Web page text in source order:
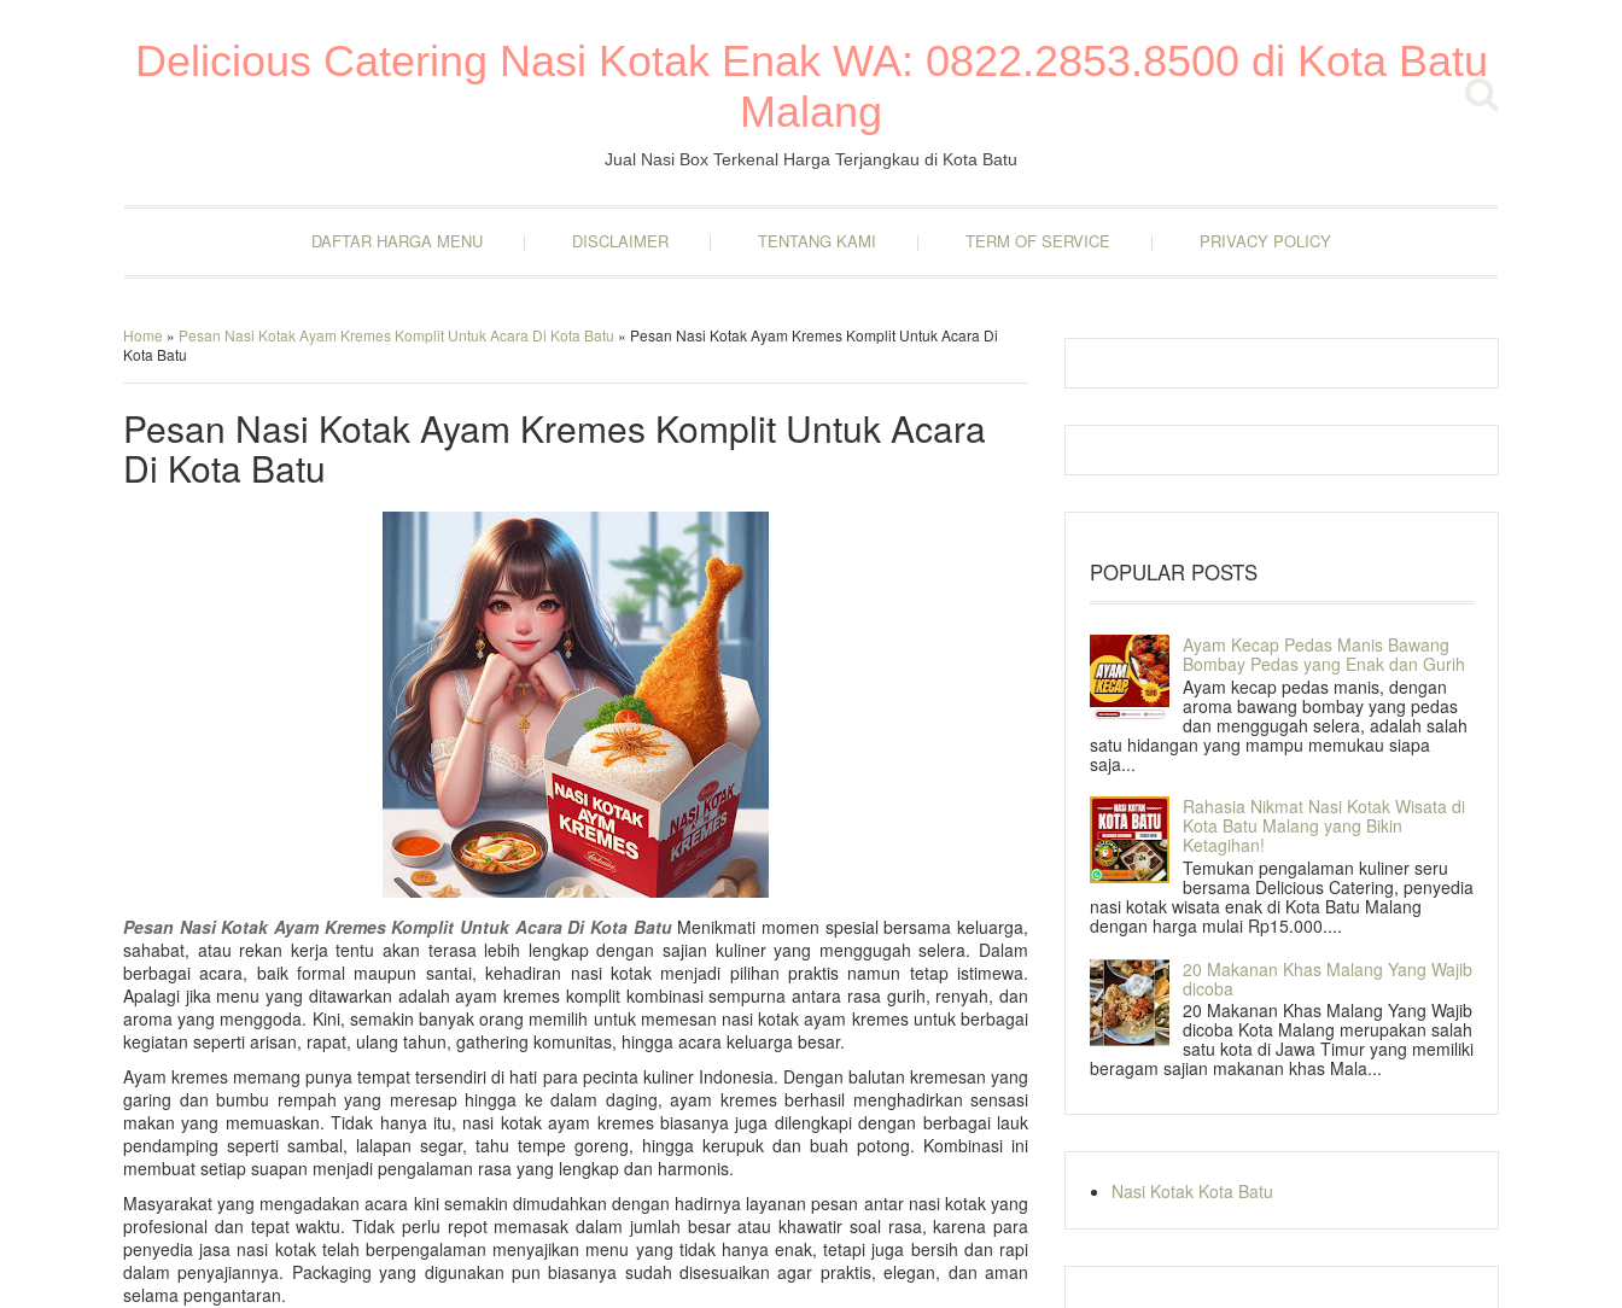
Delicious Catering Nasi Kotak Enak WA: 0822.2853.8500 di Kota Batu
Malang
Jual Nasi Box Terkenal Harga Terjangkau di Kota Batu
DAFTAR HARGA MENU DISCLAIMER TENTANG KAMI TERM OF SERVICE PRIVACY POLICY
Home » Pesan Nasi Kotak Ayam Kremes Komplit Untuk Acara Di Kota Batu » Pesan Nasi Kotak Ayam Kremes Komplit Untuk Acara Di
Kota Batu
Pesan Nasi Kotak Ayam Kremes Komplit Untuk Acara
Di Kota Batu
Pesan Nasi Kotak Ayam Kremes Komplit Untuk Acara Di Kota BatuMenikmati momen spesial bersama keluarga,
sahabat, atau rekan kerja tentu akan terasa lebih lengkap dengan sajian kuliner yang menggugah selera. Dalam
berbagai acara, baik formal maupun santai, kehadiran nasi kotak menjadi pilihan praktis namun tetap istimewa.
Apalagi jika menu yang ditawarkan adalah ayam kremes komplit kombinasi sempurna antara rasa gurih, renyah, dan
aroma yang menggoda. Kini, semakin banyak orang memilih untuk memesan nasi kotak ayam kremes untuk berbagai
kegiatan seperti arisan, rapat, ulang tahun, gathering komunitas, hingga acara keluarga besar.
Ayam kremes memang punya tempat tersendiri di hati para pecinta kuliner Indonesia. Dengan balutan kremesan yang
garing dan bumbu rempah yang meresap hingga ke dalam daging, ayam kremes berhasil menghadirkan sensasi
makan yang memuaskan. Tidak hanya itu, nasi kotak ayam kremes biasanya juga dilengkapi dengan berbagai lauk
pendamping seperti sambal, lalapan segar, tahu tempe goreng, hingga kerupuk dan buah potong. Kombinasi ini
membuat setiap suapan menjadi pengalaman rasa yang lengkap dan harmonis.
Masyarakat yang mengadakan acara kini semakin dimudahkan dengan hadirnya layanan pesan antar nasi kotak yang
profesional dan tepat waktu. Tidak perlu repot memasak dalam jumlah besar atau khawatir soal rasa, karena para
penyedia jasa nasi kotak telah berpengalaman menyajikan menu yang tidak hanya enak, tetapi juga bersih dan rapi
dalam penyajiannya. Packaging yang digunakan pun biasanya sudah disesuaikan agar praktis, elegan, dan aman
selama pengantaran.
POPULAR POSTS
Ayam Kecap Pedas Manis Bawang
Bombay Pedas yang Enak dan Gurih
Ayam kecap pedas manis, dengan
aroma bawang bombay yang pedas
dan menggugah selera, adalah salah
satu hidangan yang mampu memukau siapa
saja...
Rahasia Nikmat Nasi Kotak Wisata di
Kota Batu Malang yang Bikin
Ketagihan!
Temukan pengalaman kuliner seru
bersama Delicious Catering, penyedia
nasi kotak wisata enak di Kota Batu Malang
dengan harga mulai Rp15.000....
20 Makanan Khas Malang Yang Wajib
dicoba
20 Makanan Khas Malang Yang Wajib
dicoba Kota Malang merupakan salah
satu kota di Jawa Timur yang memiliki
beragam sajian makanan khas Mala...
Nasi Kotak Kota Batu